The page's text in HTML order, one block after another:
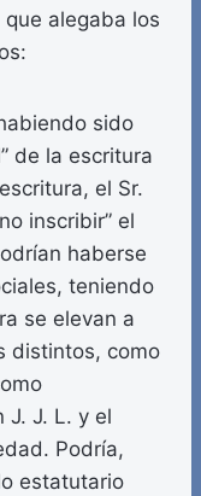
alegaba los
sido
de la escritura
el Sr.
inscribir” el
haberse
teniendo
se elevan a
distintos, como
J. J. L. y el
Podría,
estatutario